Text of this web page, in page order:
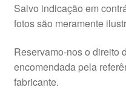
Salvo indicação em
fotos são meramente
Reservamo-nos o direito
encomendada pela
fabricante.